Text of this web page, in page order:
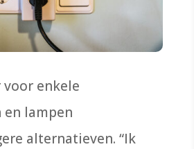
voor enkele
en lampen
alternatieven. “Ik